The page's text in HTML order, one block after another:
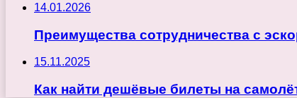
14.01.2026
Преимущества сотрудничества с
15.11.2025
Как найти дешёвые билеты на